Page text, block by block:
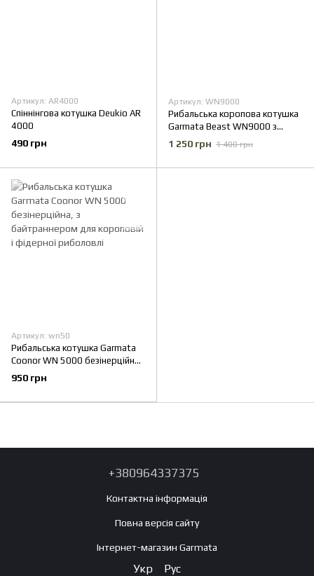
Артикул: AR4000
Спіннінгова котушка Deukio AR
4000
490 грн
Артикул: WN9000
Рибальська коропова котушка
Garmata Beast WN9000 з
системою байтраннер
1 250 грн 1 400 грн
Артикул: wn50
Рибальська котушка Garmata
Coonor WN 5000 безінерційна,
з байтраннером для короповій
і фідерної риболовлі
950 грн
+380964337375
Контактна інформація
Повна версія сайту
Інтернет-магазин Garmata
Укр Рус